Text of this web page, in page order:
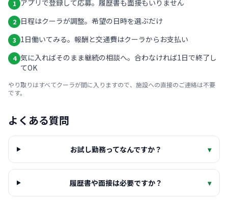
1 アプリで登録して応募。履歴書も面接もいりません
2 日程はクーラが調整。希望の日時を選ぶだけ
3 1日働いてみる。報酬と交通費はクーラからお支払い
4 気に入ればそのまま継続の相談へ。合わなければ1日で終了し
てOK
やり取りはすべてクーラが間に入りますので、施設への直接のご連絡は不要
です。
よくある質問
お試し勤務ってなんですか？ ▾
履歴書や面接は必要ですか？ ▾